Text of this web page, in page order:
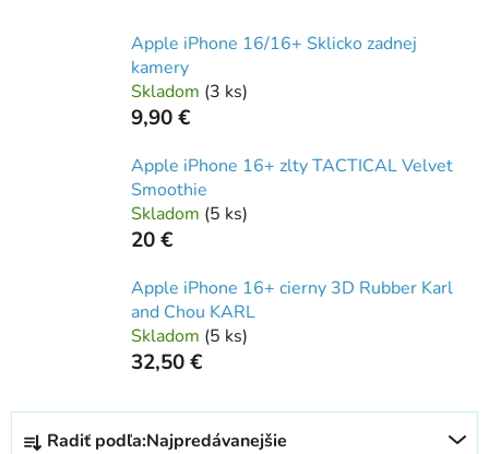
Apple iPhone 16/16+ Sklicko zadnej
kamery
Skladom (3 ks)
9,90 €
Apple iPhone 16+ zlty TACTICAL Velvet
Smoothie
Skladom (5 ks)
20 €
Apple iPhone 16+ cierny 3D Rubber Karl
and Chou KARL
Skladom (5 ks)
32,50 €
R
Radiť podľa:Najpredávanejšie